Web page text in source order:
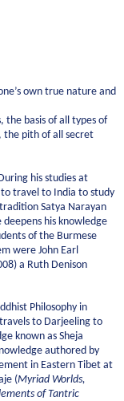
own true nature and
the basis of all types of
the pith of all secret
his studies at
travel to India to study
Satya Narayan
his knowledge
of the Burmese
were John Earl
a Ruth Denison
Philosophy in
to Darjeeling to
known as Sheja
authored by
in Eastern Tibet at
(Myriad Worlds,
of Tantric